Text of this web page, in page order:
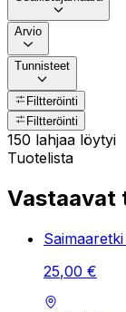
Arvio
Tunnisteet
Filtteröinti
Filtteröinti
150 lahjaa löytyi
Tuotelista
Vastaavat
25,00 €